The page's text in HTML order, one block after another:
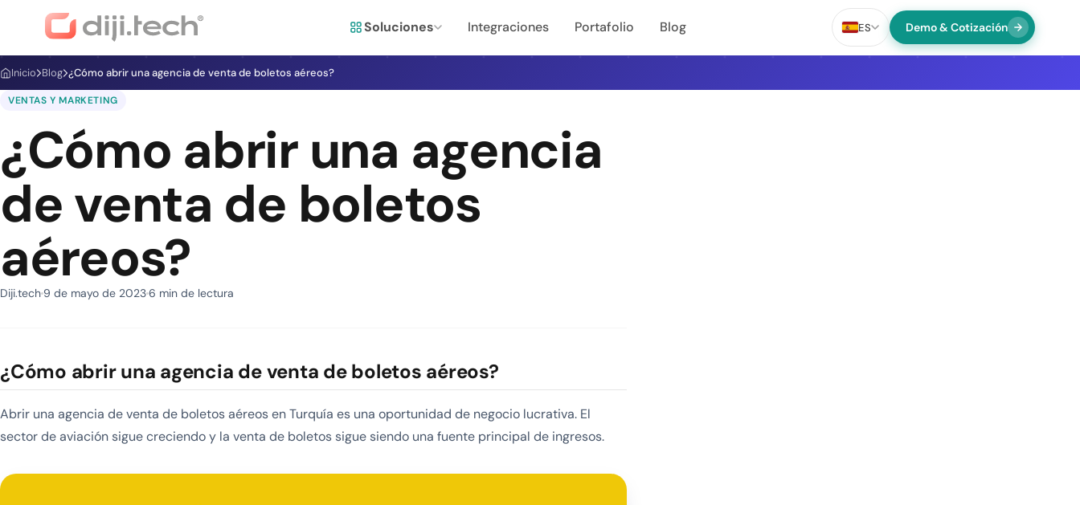
Soluciones Integraciones Portafolio Blog ES Demo & Cotización
Inicio Blog ¿Cómo abrir una agencia de venta de boletos aéreos?
VENTAS Y MARKETING
¿Cómo abrir una agencia
de venta de boletos
aéreos?
Diji.tech 9 de mayo de 20236 min de lectura
¿Cómo abrir una agencia de venta de boletos aéreos?
Abrir una agencia de venta de boletos aéreos en Turquía es una oportunidad de negocio lucrativa. El
sector de aviación sigue creciendo y la venta de boletos sigue siendo una fuente principal de ingresos.